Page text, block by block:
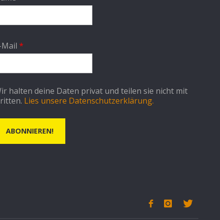
Mail*
halten deine Daten privat und teilen sie nicht mit
Lies unsere Datenschutzerklärung.